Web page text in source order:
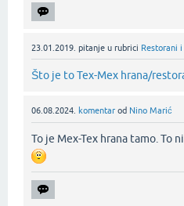
23.01.2019. pitanje u rubrici Restorani
Što je to Tex-Mex hrana/
06.08.2024. komentar od Nino Marić
To je Mex-Tex hrana tamo. To